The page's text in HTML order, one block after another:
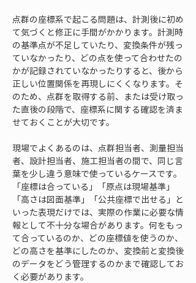
点群の座標系で起こる問題は、計測後に初め
て気づくと修正に手間がかかります。計測時
の基準点が不足していたり、変換条件が残っ
ていなかったり、どの点を使って合わせたの
かが記録されていなかったりすると、後から
正しい位置関係を再現しにくくなります。そ
のため、点群を取得する前、または受け取っ
た直後の段階で、座標系に関する確認を済ま
せておくことが大切です。
現場でよくあるのは、点群担当者、測量担当
者、設計担当者、施工担当者の間で、同じ言
葉を少し違う意味で使っているケースです。
「座標は合っている」「原点は現場基準」
「高さは図面基準」「公共座標で出せる」と
いった表現だけでは、実際の作業に必要な情
報として不十分な場合があります。何をもっ
て合っているのか、どの座標値を使うのか、
どの高さを基準にしたのか、変換前と変換後
のデータをどう管理するのかまで確認してお
く必要があります。